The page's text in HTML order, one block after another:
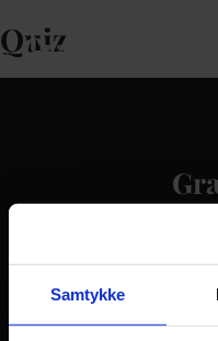
Samtykke
Quiz
Kontakt
Dilemma